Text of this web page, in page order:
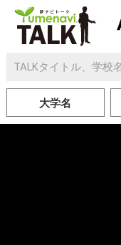
大学名